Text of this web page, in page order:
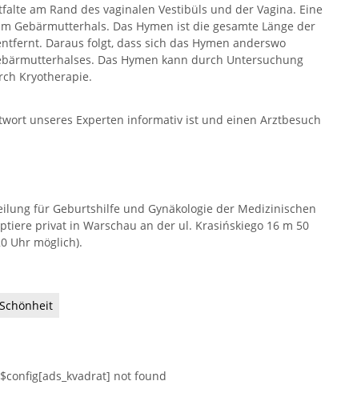
am Rand des vaginalen Vestibüls und der Vagina. Eine
Gebärmutterhals. Das Hymen ist die gesamte Länge der
Daraus folgt, dass sich das Hymen anderswo
Das Hymen kann durch Untersuchung
Kryotherapie.
unseres Experten informativ ist und einen Arztbesuch
für Geburtshilfe und Gynäkologie der Medizinischen
privat in Warschau an der ul. Krasińskiego 16 m 50
Uhr möglich).
Schönheit
$config[ads_kvadrat] not found